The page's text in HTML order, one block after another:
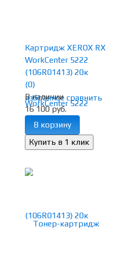
избранное сравнить
Картридж XEROX RX
WorkCenter 5222
(106R01413) 20к
(0)
В наличии
16 100 руб.
В корзину